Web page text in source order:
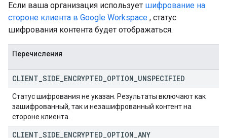
Если ваша организация использует шифрование на
стороне клиента в Google Workspace , статус
шифрования контента будет отображаться.
Перечисления
CLIENT SIDE ENCRYPTED OPTION UNSPECIFIED
Статус шифрования не указан. Результаты включают как
зашифрованный, так и незашифрованный контент на
стороне клиента.
CLIENT SIDE ENCRYPTED OPTION ANY